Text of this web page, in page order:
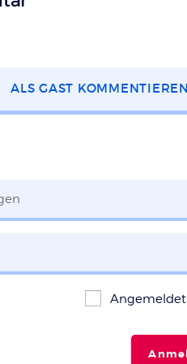
ALS GAST